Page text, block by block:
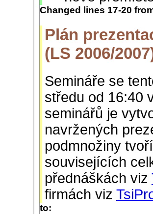
Changed lines 17-20
Plán
(LS 2006/
Semináře se
středu od 16:40
seminářů je
navržených
podmnožiny
souvisejících
přednáškách viz
firmách viz
to: